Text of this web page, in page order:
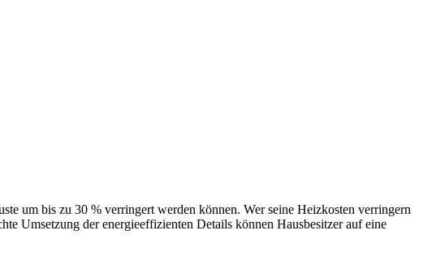
um bis zu 30 % verringert werden können. Wer seine Heizkosten verringern
Umsetzung der energieeffizienten Details können Hausbesitzer auf eine